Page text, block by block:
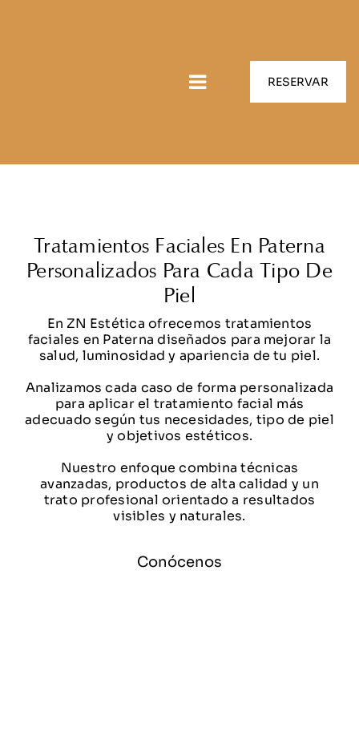
Toggle
Servicios
Peluquería
Contacto
RESERVAR
Tratamientos Faciales Paterna
Tratamientos Faciales En Paterna
Personalizados Para Cada Tipo De
Piel
En ZN Estética ofrecemos tratamientos
faciales en Paterna diseñados para mejorar la
salud, luminosidad y apariencia de tu piel.
Analizamos cada caso de forma personalizada
para aplicar el tratamiento facial más
adecuado según tus necesidades, tipo de piel
y objetivos estéticos.
Nuestro enfoque combina técnicas
avanzadas, productos de alta calidad y un
trato profesional orientado a resultados
visibles y naturales.
Conócenos